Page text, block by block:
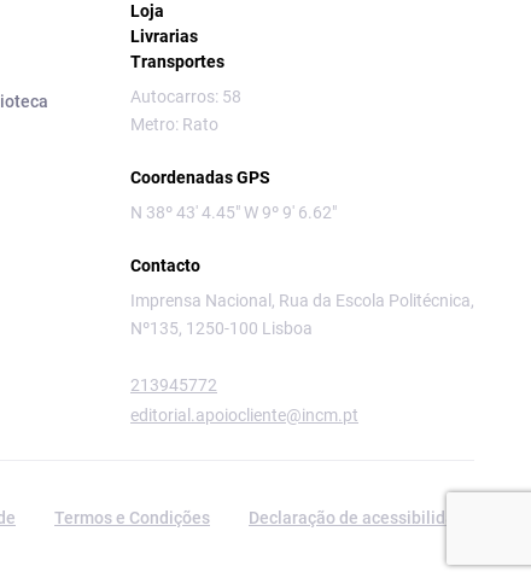
Loja
Livrarias
Transportes
Autocarros: 58
Metro: Rato
Coordenadas GPS
N 38º 43' 4.45" W 9º 9' 6.62"
Contacto
Imprensa Nacional, Rua da Escola Politécnica,
Nº135, 1250-100 Lisboa
213945772
editorial.apoiocliente@incm.pt
Termos e Condições Declaração de acessibilidade